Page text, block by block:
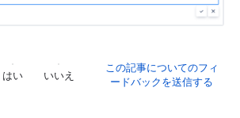
はい いいえ
この記事についてのフィ
ードバックを送信する